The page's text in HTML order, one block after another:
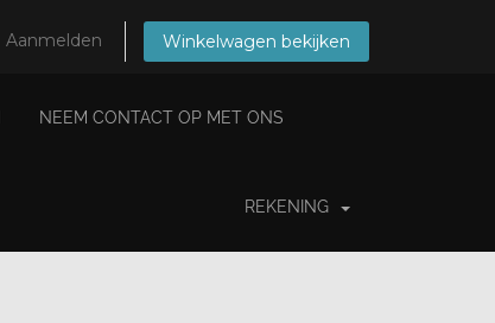
Aanmelden Winkelwagen bekijken
NEEM CONTACT OP MET ONS
REKENING